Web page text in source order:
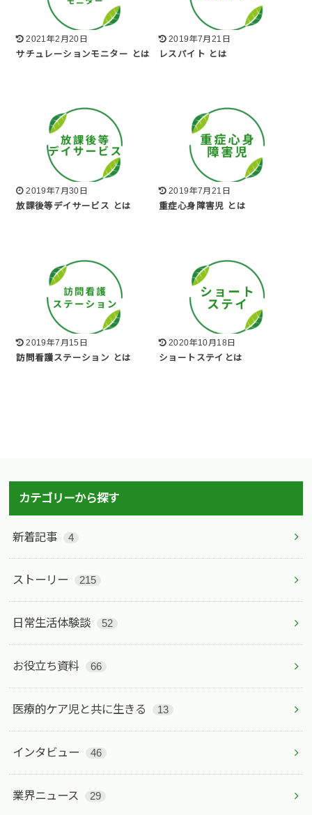
2021年2月20日
サチュレーションモニター とは
2019年7月21日
レスパイト とは
2019年7月30日
放課後等デイサービス とは
2019年7月21日
重症心身障害児 とは
2019年7月15日
訪問看護ステーション とは
2020年10月18日
ショートステイとは
カテゴリーから探す
新着記事 4
ストーリー 215
日常生活体験談 52
お役立ち資料 66
医療的ケア児と共に生きる 13
インタビュー 46
業界ニュース 29